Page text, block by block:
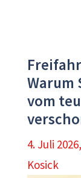
Warum
vom
4. Juli
Kosick